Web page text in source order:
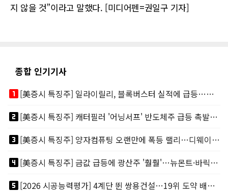
지 않을 것”이라고 말했다. [미디어펜=권일구 기자]
종합 인기기사
looks_one
[美증시 특징주] 일라이릴리, 블록버스터 실적에 급등…마운자로 매출 폭발
looks_two
[美증시 특징주] 캐터필러 '어닝서프' 반도체주 급등 촉발…"AI 데이터센터 건설 강력"
looks_3
[美증시 특징주] 양자컴퓨팅 오랜만에 폭등 랠리…디웨이브·아이온큐 주도
looks_4
[美증시 특징주] 금값 급등에 광산주 '훨훨'…뉴몬트·바릭마이닝 주도
looks_5
[2026 시공능력평가] 4계단 뛴 쌍용건설…19위 도약 배경엔 ‘재무체력’